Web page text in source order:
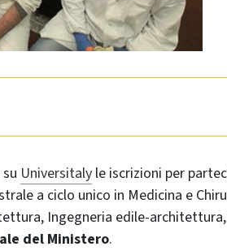
Universitaly le iscrizioni per
a ciclo unico in Medicina e
Ingegneria edile-
del Ministero.